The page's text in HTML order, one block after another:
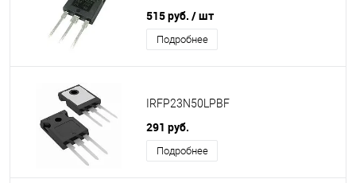
515 руб. / шт
Подробнее
IRFP23N50LPBF
291 руб.
Подробнее